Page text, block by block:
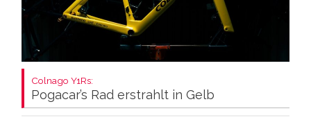
Colnago Y1Rs:
Pogacar’s Rad erstrahlt in Gelb